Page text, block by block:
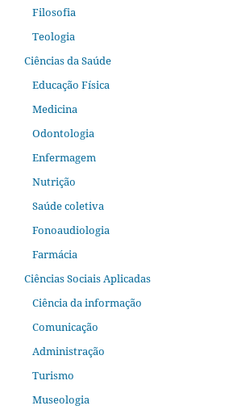
Filosofia
Teologia
Ciências da Saúde
Educação Física
Medicina
Odontologia
Enfermagem
Nutrição
Saúde coletiva
Fonoaudiologia
Farmácia
Ciências Sociais Aplicadas
Ciência da informação
Comunicação
Administração
Turismo
Museologia